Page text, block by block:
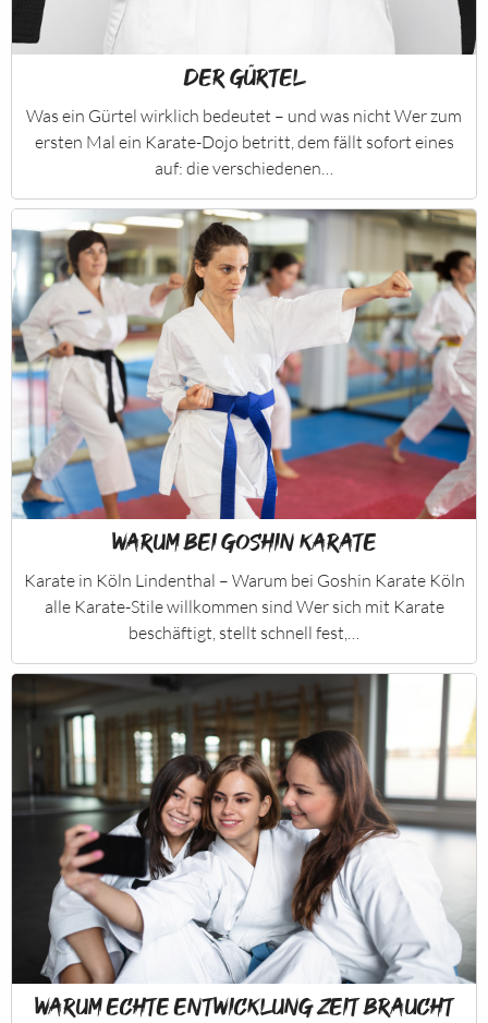
Der Gürtel
Was ein Gürtel wirklich bedeutet – und was nicht Wer zum
ersten Mal ein Karate-Dojo betritt, dem fällt sofort eines
auf: die verschiedenen…
Warum bei Goshin Karate
Karate in Köln Lindenthal – Warum bei Goshin Karate Köln
alle Karate-Stile willkommen sind Wer sich mit Karate
beschäftigt, stellt schnell fest,…
Warum echte Entwicklung Zeit braucht